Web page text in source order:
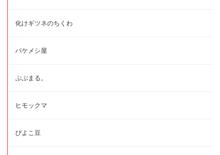
化けギツネのちくわ
バケメシ屋
ぷぷまる。
ヒモックマ
ぴよこ豆